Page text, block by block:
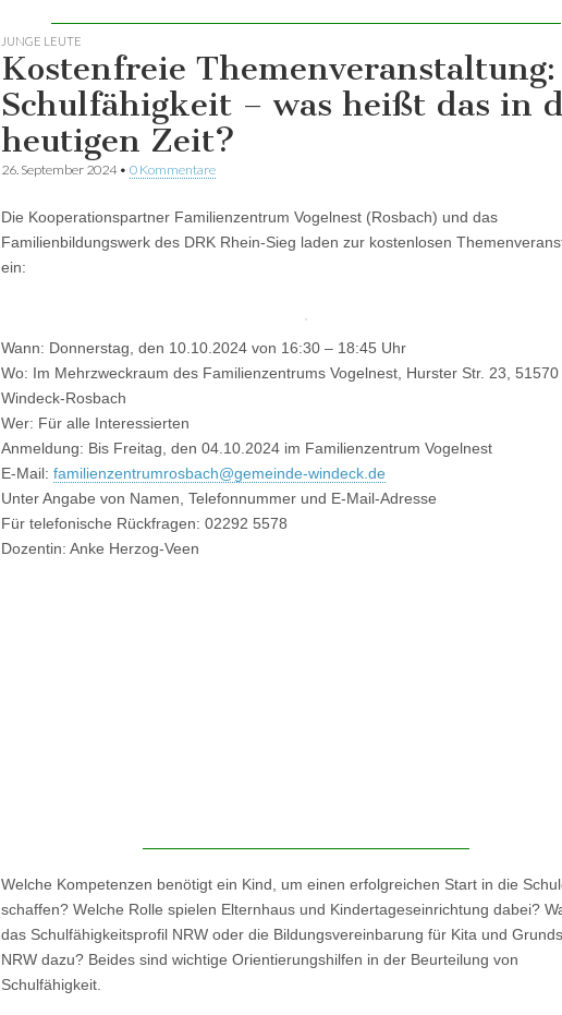
JUNGE LEUTE
Kostenfreie Themenveranstaltung:
Schulfähigkeit – was heißt das in
heutigen Zeit?
26. September 2024• 0 Kommentare
Die Kooperationspartner Familienzentrum Vogelnest (Rosbach) und das
Familienbildungswerk des DRK Rhein-Sieg laden zur kostenlosen
ein:
Wann: Donnerstag, den 10.10.2024 von 16:30 – 18:45 Uhr
Wo: Im Mehrzweckraum des Familienzentrums Vogelnest, Hurster Str. 23, 51570
Windeck-Rosbach
Wer: Für alle Interessierten
Anmeldung: Bis Freitag, den 04.10.2024 im Familienzentrum Vogelnest
E-Mail: familienzentrumrosbach@gemeinde-windeck.de
Unter Angabe von Namen, Telefonnummer und E-Mail-Adresse
Für telefonische Rückfragen: 02292 5578
Dozentin: Anke Herzog-Veen
Welche Kompetenzen benötigt ein Kind, um einen erfolgreichen Start in die
schaffen? Welche Rolle spielen Elternhaus und Kindertageseinrichtung dabei?
das Schulfähigkeitsprofil NRW oder die Bildungsvereinbarung für Kita und
NRW dazu? Beides sind wichtige Orientierungshilfen in der Beurteilung von
Schulfähigkeit.